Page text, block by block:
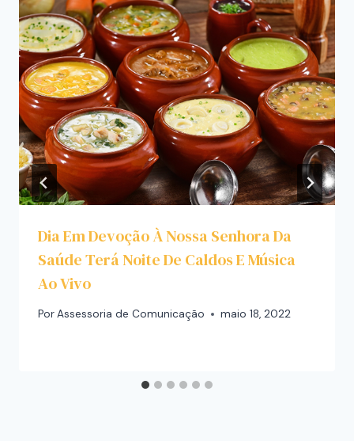
Dia Em Devoção À Nossa Senhora Da
Saúde Terá Noite De Caldos E Música
Ao Vivo
PorAssessoria de Comunicação maio 18, 2022